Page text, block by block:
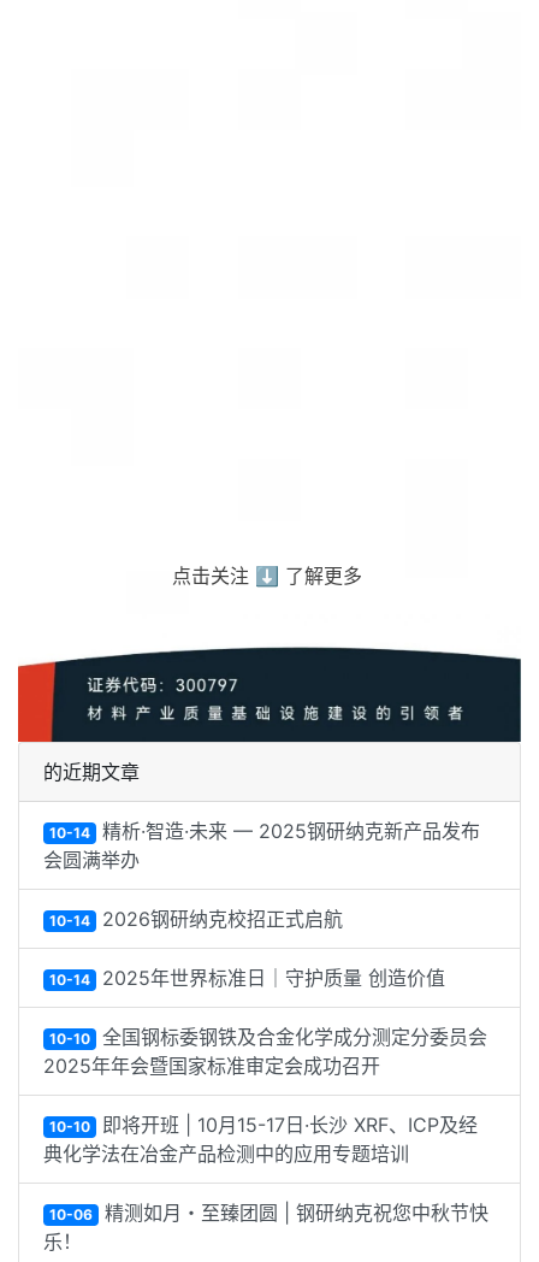
点击关注 ⬇️ 了解更多
的近期文章
10-14 精析·智造·未来 — 2025钢研纳克新产品发布
会圆满举办
10-14 2026钢研纳克校招正式启航
10-14 2025年世界标准日｜守护质量 创造价值
10-10 全国钢标委钢铁及合金化学成分测定分委员会
2025年年会暨国家标准审定会成功召开
10-10 即将开班 | 10月15-17日·长沙 XRF、ICP及经
典化学法在冶金产品检测中的应用专题培训
10-06 精测如月・至臻团圆 | 钢研纳克祝您中秋节快
乐！